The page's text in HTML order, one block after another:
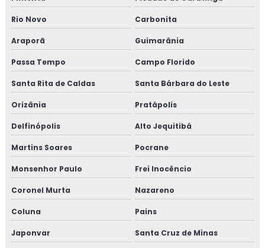
Rio Novo Carbonita
Araporã Guimarânia
Passa Tempo Campo Florido
Santa Rita de Caldas Santa Bárbara do Leste
Orizânia Pratápolis
Delfinópolis Alto Jequitibá
Martins Soares Pocrane
Monsenhor Paulo Frei Inocêncio
Coronel Murta Nazareno
Coluna Pains
Japonvar Santa Cruz de Minas